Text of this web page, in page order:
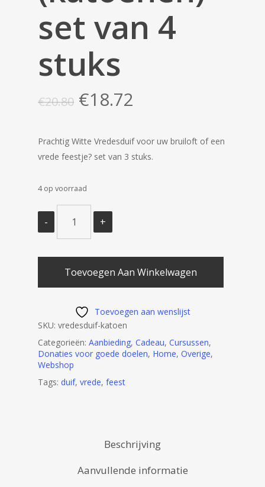
set van 4
stuks
€20.80 Oorspronkelijke
was:
€20.80.
€18.72
is:
€18.72.
Prachtig Witte Vredesduif voor uw bruiloft of een
vrede feestje? set van 3 stuks.
4 op voorraad
Toevoegen Aan Winkelwagen
Toevoegen aan wenslijst
SKU: vredesduif-katoen
Categorieën: Aanbieding, Cadeau, Cursussen,
Donaties voor goede doelen, Home, Overige,
Webshop
Tags: duif, vrede, feest
Beschrijving
Aanvullende informatie